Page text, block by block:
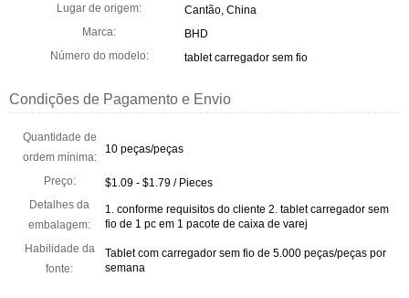
Lugar de origem:
Cantão, China
Marca:
BHD
Número do modelo:
tablet carregador sem fio
Condições de Pagamento e Envio
Quantidade de
ordem mínima:
10 peças/peças
Preço:
$1.09 - $1.79 / Pieces
Detalhes da
embalagem:
1. conforme requisitos do cliente 2. tablet carregador sem
fio de 1 pc em 1 pacote de caixa de varej
Habilidade da
fonte:
Tablet com carregador sem fio de 5.000 peças/peças por
semana